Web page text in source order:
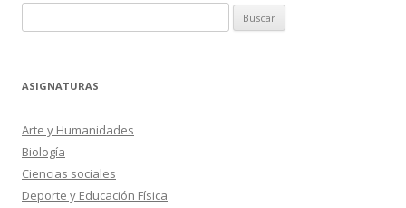
ASIGNATURAS
Arte y Humanidades
Biología
Ciencias sociales
Deporte y Educación Física